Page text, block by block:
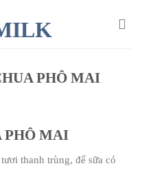
PHÔ MAI
PHÔ MAI
thanh trùng, để sữa có